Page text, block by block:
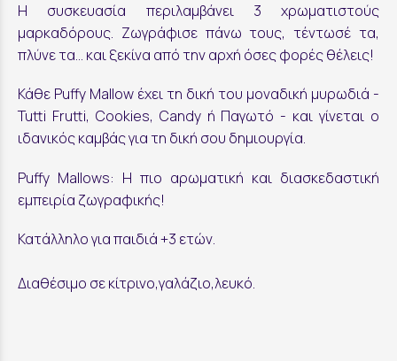
Η συσκευασία περιλαμβάνει 3 χρωματιστούς
μαρκαδόρους. Ζωγράφισε πάνω τους, τέντωσέ τα,
πλύνε τα… και ξεκίνα από την αρχή όσες φορές θέλεις!
Κάθε Puffy Mallow έχει τη δική του μοναδική μυρωδιά -
Tutti Frutti, Cookies, Candy ή Παγωτό - και γίνεται ο
ιδανικός καμβάς για τη δική σου δημιουργία.
Puffy Mallows: Η πιο αρωματική και διασκεδαστική
εμπειρία ζωγραφικής!
Κατάλληλο για παιδιά +3 ετών.
Διαθέσιμο σε κίτρινο,γαλάζιο,λευκό.